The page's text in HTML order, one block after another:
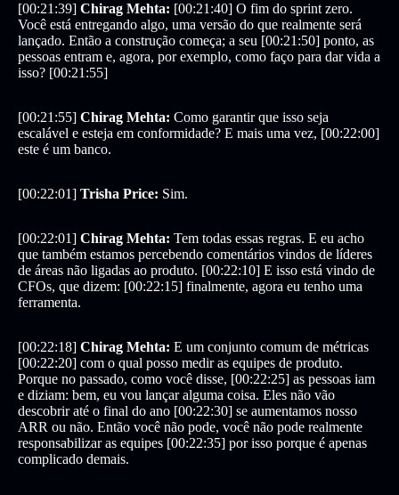
[00:21:39] Chirag Mehta: [00:21:40] O fim do sprint zero.
Você está entregando algo, uma versão do que realmente será
lançado. Então a construção começa; a seu [00:21:50] ponto, as
pessoas entram e, agora, por exemplo, como faço para dar vida a
isso? [00:21:55]
[00:21:55] Chirag Mehta: Como garantir que isso seja
escalável e esteja em conformidade? E mais uma vez, [00:22:00]
este é um banco.
[00:22:01] Trisha Price: Sim.
[00:22:01] Chirag Mehta: Tem todas essas regras. E eu acho
que também estamos percebendo comentários vindos de líderes
de áreas não ligadas ao produto. [00:22:10] E isso está vindo de
CFOs, que dizem: [00:22:15] finalmente, agora eu tenho uma
ferramenta.
[00:22:18] Chirag Mehta: E um conjunto comum de métricas
[00:22:20] com o qual posso medir as equipes de produto.
Porque no passado, como você disse, [00:22:25] as pessoas iam
e diziam: bem, eu vou lançar alguma coisa. Eles não vão
descobrir até o final do ano [00:22:30] se aumentamos nosso
ARR ou não. Então você não pode, você não pode realmente
responsabilizar as equipes [00:22:35] por isso porque é apenas
complicado demais.